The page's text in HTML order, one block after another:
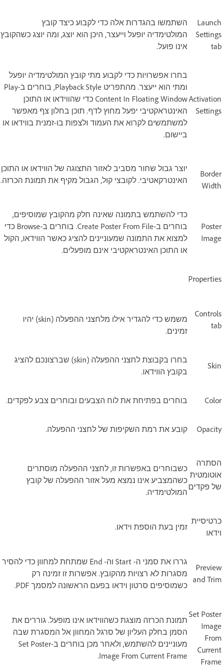
Launch
Settings
tab
השתמשו בהגדרות אלה כדי לקבוע כיצד קובץ
המולטימדיה יופעל וייעצר, היכן הוא יוצג, ומה יוצג כשהקובץ
אינו פועל.
Activation
Settings
בחרו אפשרויות כדי לקבוע מתי קובץ המולטימדיה יופעל
ומתי הוא ייעצר. מהתפריט Playback Style, בוחרים ב-Play
Content In Floating Window כדי שהווידאו או התוכן
האינטראקטיבי יפעל מחוץ לדף. תוכן בחלון צף מאפשר
למשתמשים לקרוא את העמוד ולצפות בו-זמנית בווידאו או
ביישום.
Border
Width
יוצר גבול שחור מסביב לאזור התצוגה של הווידאו או התוכן
האינטרקאטיבי. לקובצי קול, הגבול מקיף את תמונת הכרזה.
Poster
Image
כדי להשתמש בתמונה שאינה חלק מהקובץ שמוסיפים,
בוחרים ב-Create Poster From File. בוחרים ב-Browse כדי
למצוא את התמונה שמעוניינים להציג כאשר הווידאו, הקול
או התוכן האינטראקטיבי אינם מופעלים.
Properties
Controls
tab
משמש כדי להגדיר אילו מלחצני ההפעלה (skin) יהיו
זמינים.
Skin
בחרו בקבוצת לחצני ההפעלה (skin) שברצונכם להציג
בקובץ הווידאו.
Color בוחרים בפתיחת את לוח הצבעים ובוחרים צבע לפקדים.
Opacity קובע את רמת השקיפות של לחצני ההפעלה.
הסתרה
אוטומטית
של פקדים
כשבוחרים באפשרות זו, לחצני ההפעלה מוסתרים
כשהמצביע אינו נמצא מעל אזור ההפעלה של קובץ
המולטימדיה.
כרטיסיית
וידאו
זמין בעת הוספת וידאו.
Preview
and Trim
גררו את סמני ה- Start וה- End שמתחת למחוון כדי להסיר
מסגרות לא רצויות מהקובץ. אפשרות זו זמינה רק
כשמוסיפים סרטון וידאו בפעם הראשונה למסמך PDF.
Set Poster
Image
From
Current
Frame
תמונת הכרזה מוצגת כשהווידאו אינו מופעל. גוררים את
הסמן בחלק העליון של סרגל המחוון אל המסגרת שבה
מעוניינים להשתמש, ולאחר מכן בוחרים ב-Set Poster
Image From Current Frame.